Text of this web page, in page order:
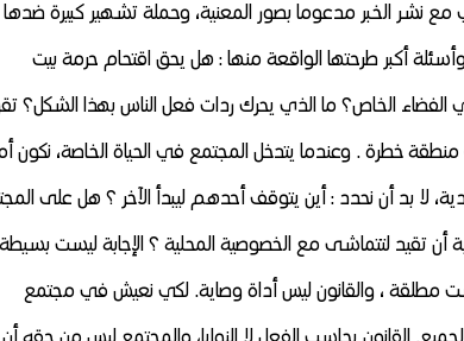
مع نشر الخبر مدعوما بصور المعنية، وحملة تشهير كبيرة ضدها
أكبر طرحتها الواقعة منها : هل يحق اقتحام حرمة بيت
الفضاء الخاص؟ ما الذي يحرك ردات فعل الناس بهذا الشكل؟
منطقة خطرة . وعندما يتدخل المجتمع في الحياة الخاصة، نكون
لا بد أن نحدد : أين يتوقف أحدهم ليبدأ الآخر ؟ هل على
أن تقيد لتتماشى مع الخصوصية المحلية ؟ الإجابة ليست
مطلقة ، والقانون ليس أداة وصاية. لكي نعيش في مجتمع